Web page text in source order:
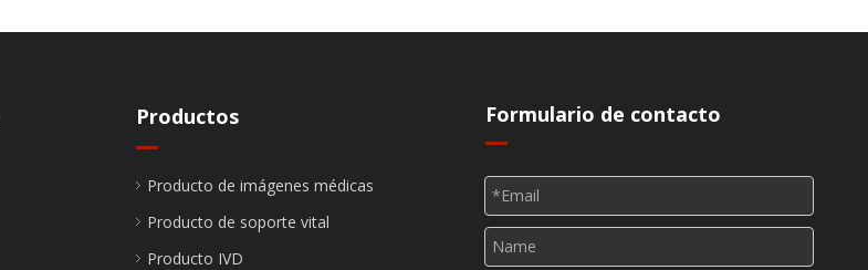
Productos
Producto de imágenes médicas
Producto de soporte vital
Producto IVD
Formulario de contacto